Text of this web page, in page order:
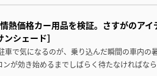
価格カー用品を検証。さすがのアイ
シェード］
で気になるのが、乗り込んだ瞬間の車内の
が効き始めるまでしばらく待たなければな